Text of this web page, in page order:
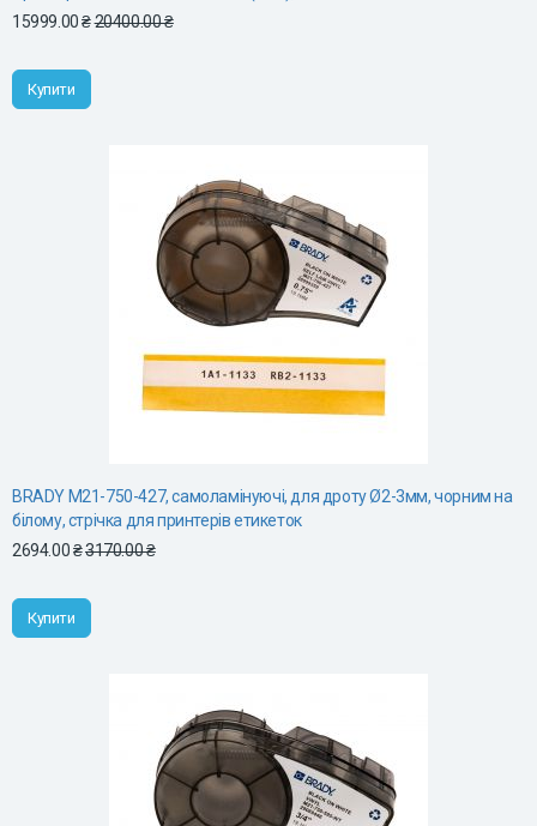
15999.00 ₴20400.00 ₴
Купити
BRADY M21-750-427, самоламінуючі, для дроту Ø2-3мм, чорним на
білому, стрічка для принтерів етикеток
2694.00 ₴3170.00 ₴
Купити